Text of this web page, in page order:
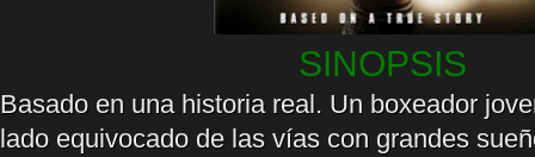
SINOPSIS
Basado en una historia real. Un boxeador
lado equivocado de las vías con grandes